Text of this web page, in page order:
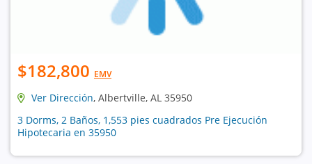
$182,800 EMV
Ver Dirección, Albertville, AL 35950
3 Dorms, 2 Baños, 1,553 pies cuadrados Pre Ejecución
Hipotecaria en 35950